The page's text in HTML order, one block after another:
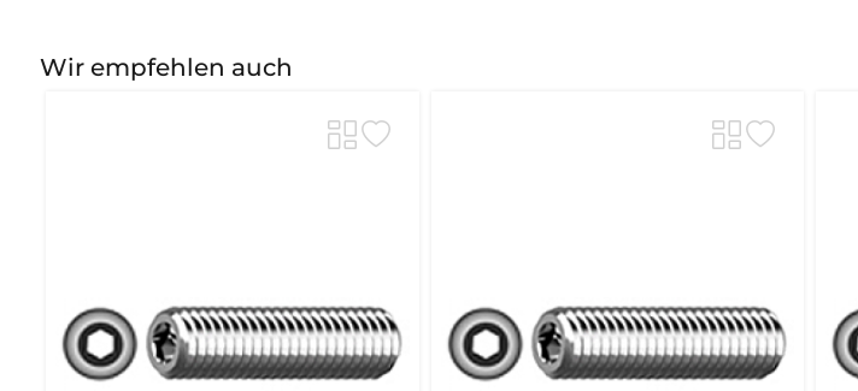
Wir empfehlen auch